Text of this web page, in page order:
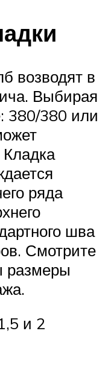
возводят в
Выбирая
380/380 или
Кладка
ряда
шва
Смотрите
размеры
и 2